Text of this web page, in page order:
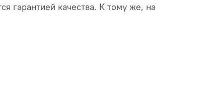
гарантией качества. К тому же, на